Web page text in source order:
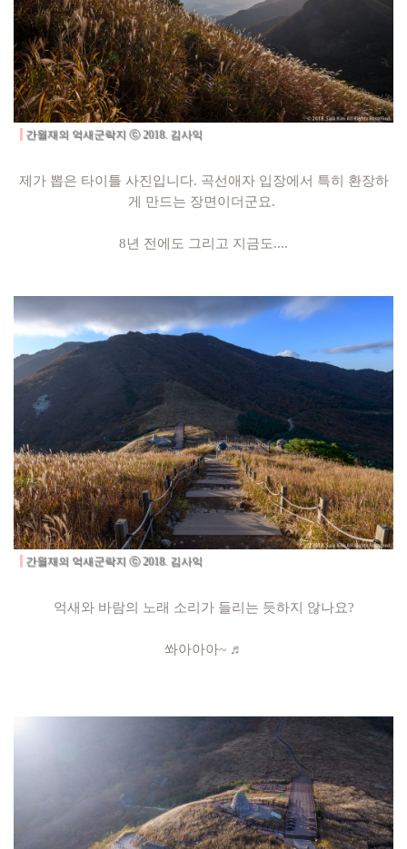
간월재의 억새군락지 ⓒ 2018. 김사익
제가 뽑은 타이틀 사진입니다. 곡선애자 입장에서 특히 환장하
게 만드는 장면이더군요.
8년 전에도 그리고 지금도....
간월재의 억새군락지 ⓒ 2018. 김사익
억새와 바람의 노래 소리가 들리는 듯하지 않나요?
쏴아아아~ ♬